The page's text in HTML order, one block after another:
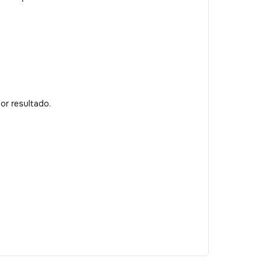
resultado.